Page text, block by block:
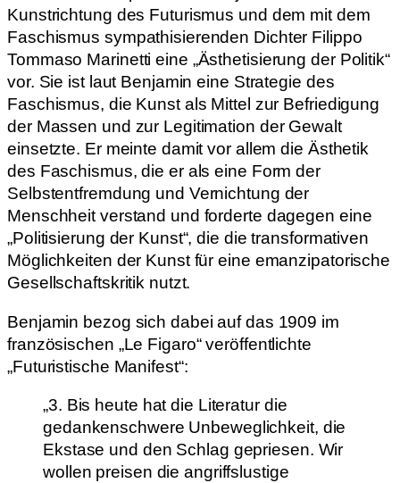
Kunstrichtung des Futurismus und dem mit dem
Faschismus sympathisierenden Dichter Filippo
Tommaso Marinetti eine „Ästhetisierung der Politik“
vor. Sie ist laut Benjamin eine Strategie des
Faschismus, die Kunst als Mittel zur Befriedigung
der Massen und zur Legitimation der Gewalt
einsetzte. Er meinte damit vor allem die Ästhetik
des Faschismus, die er als eine Form der
Selbstentfremdung und Vernichtung der
Menschheit verstand und forderte dagegen eine
„Politisierung der Kunst“, die die transformativen
Möglichkeiten der Kunst für eine emanzipatorische
Gesellschaftskritik nutzt.
Benjamin bezog sich dabei auf das 1909 im
französischen „Le Figaro“ veröffentlichte
„Futuristische Manifest“:
„3. Bis heute hat die Literatur die
gedankenschwere Unbeweglichkeit, die
Ekstase und den Schlag gepriesen. Wir
wollen preisen die angriffslustige